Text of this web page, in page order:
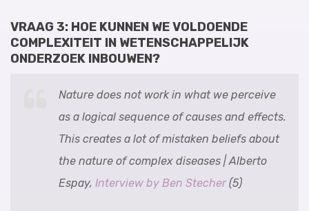
VRAAG 3: HOE KUNNEN WE VOLDOENDE
COMPLEXITEIT IN WETENSCHAPPELIJK
ONDERZOEK INBOUWEN?
Nature does not work in what we perceive
as a logical sequence of causes and effects.
This creates a lot of mistaken beliefs about
the nature of complex diseases | Alberto
Espay, Interview by Ben Stecher(5)